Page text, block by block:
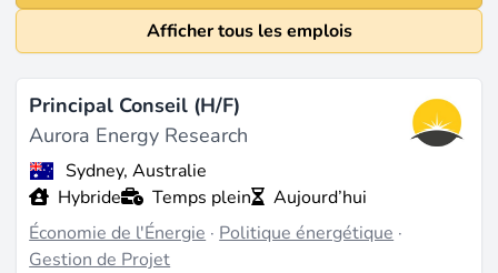
Afficher tous les emplois
Principal Conseil (H/F)
Aurora Energy Research
Sydney, Australie
Hybride
Temps plein
Aujourd’hui
Économie de l'Énergie · Politique énergétique ·
Gestion de Projet